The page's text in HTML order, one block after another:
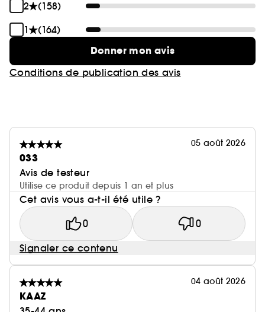
2
(158)
1
(164)
Donner mon avis
Conditions de publication des avis
05 août 2026
033
Avis de testeur
Utilise ce produit depuis 1 an et plus
Cet avis vous a-t-il été utile ?
0 0
Signaler ce contenu
04 août 2026
KAAZ